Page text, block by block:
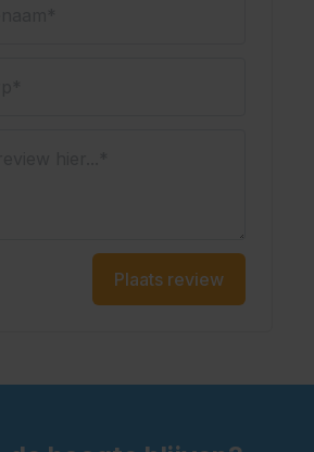
Plaats review